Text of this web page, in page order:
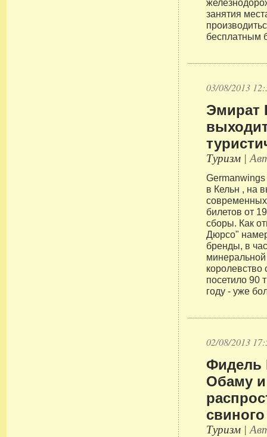
занятия
бесплатным
03/08/2013
Эмират
Туризм |
в Кельн , на
билетов от
сборы. Как
Дюрсо"
бренды, в
минеральной
королевство
посетило 90
году - уже
02/08/2013
Фидель
Обаму
Туризм |